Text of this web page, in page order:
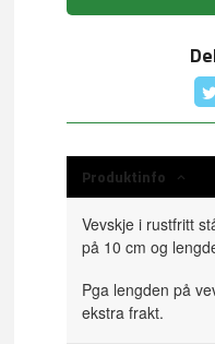
Produktinfo
Vevskje i rustfritt
på 10 cm og
Pga lengden på
ekstra frakt.